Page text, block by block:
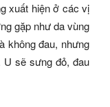
xuất hiện ở các vị
gặp như da vùng
không đau, nhưng
sẽ sưng đỏ, đau